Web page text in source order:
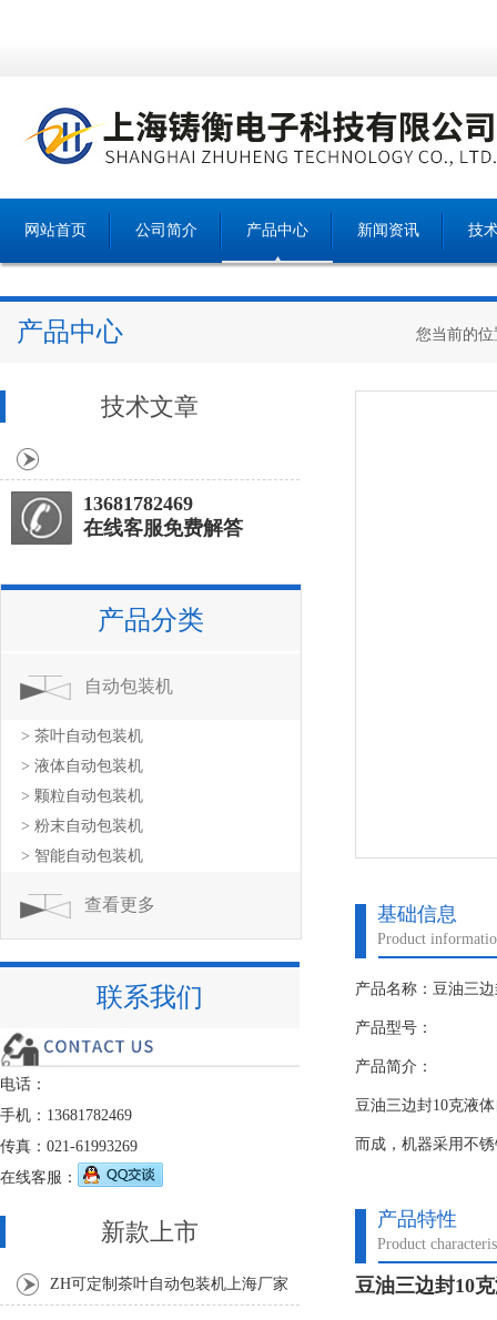
网站首页 公司简介 产品中心 新闻资讯 技
产品中心 您当前的位
基础信息
Product
产品名称：豆油三
产品型号：
产品简介：
豆油三边封10克液
而成，机器采用不
产品特性
Product
豆油三边封10
技术文章
13681782469
在线客服免费解答
产品分类
自动包装机
> 茶叶自动包装机
> 液体自动包装机
> 颗粒自动包装机
> 粉末自动包装机
> 智能自动包装机
查看更多
联系我们
电话：
手机：13681782469
传真：021-61993269
在线客服：
新款上市
ZH可定制茶叶自动包装机上海厂家